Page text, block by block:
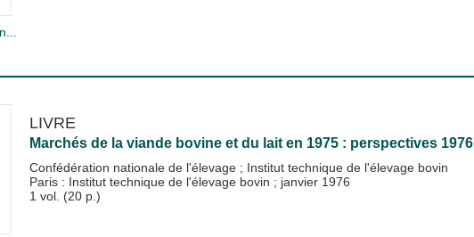
LIVRE
Marchés de la viande bovine et du lait en 1975 : perspectives 1976
Confédération nationale de l'élevage ; Institut technique de l'élevage bovin
Paris : Institut technique de l'élevage bovin ; janvier 1976
1 vol. (20 p.)